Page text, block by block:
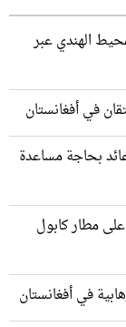
الهندي عبر
في أفغانستان
أفغاني عائد بحاجة مساعدة
مطار كابول
في أفغانستان